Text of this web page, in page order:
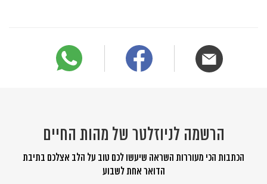
הרשמה לניוזלטר של מהות החיים
הכתבות הכי מעוררות השראה שיעשו לכם טוב על הלב אצלכם בתיבת
הדואר אחת לשבוע